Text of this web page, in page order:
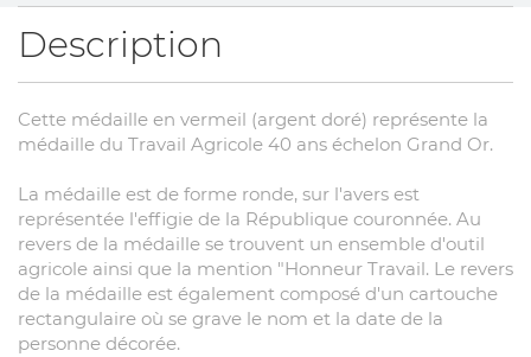
Description
Cette médaille en vermeil (argent doré) représente la
médaille du Travail Agricole 40 ans échelon Grand Or.
La médaille est de forme ronde, sur l'avers est
représentée l'effigie de la République couronnée. Au
revers de la médaille se trouvent un ensemble d'outil
agricole ainsi que la mention "Honneur Travail. Le revers
de la médaille est également composé d'un cartouche
rectangulaire où se grave le nom et la date de la
personne décorée.